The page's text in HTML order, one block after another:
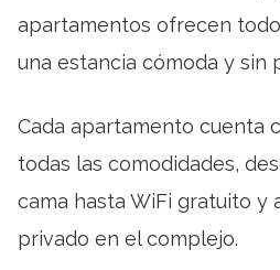
apartamentos ofrecen
una estancia cómoda y sin
Cada apartamento cuenta
todas las comodidades,
cama hasta WiFi gratuito y
privado en el complejo.